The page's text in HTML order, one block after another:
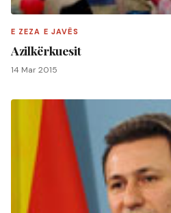
E ZEZA E JAVËS
Azilkërkuesit
14 Mar 2015